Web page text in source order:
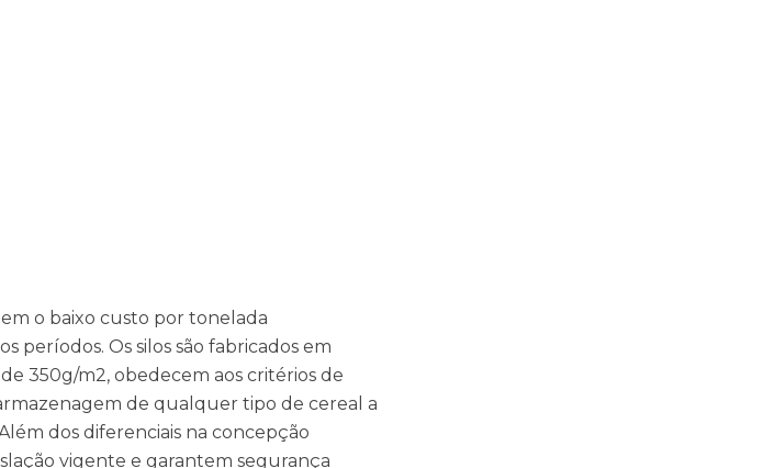
o baixo custo por tonelada
períodos. Os silos são fabricados em
350g/m2, obedecem aos critérios de
de qualquer tipo de cereal a
dos diferenciais na concepção
vigente e garantem segurança